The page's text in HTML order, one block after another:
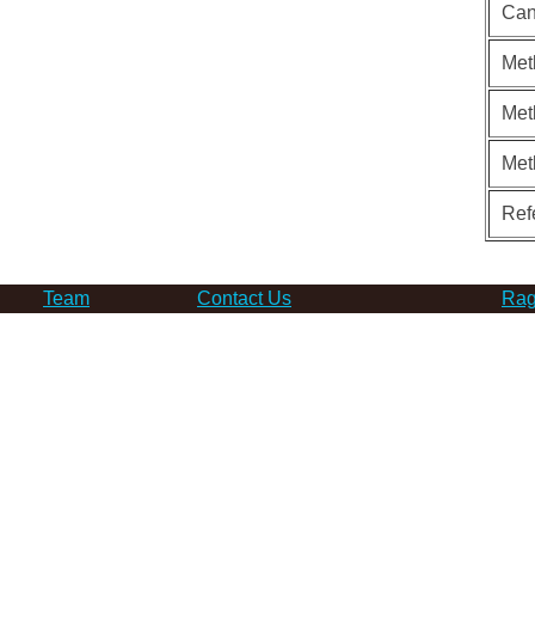
Team Contact Us